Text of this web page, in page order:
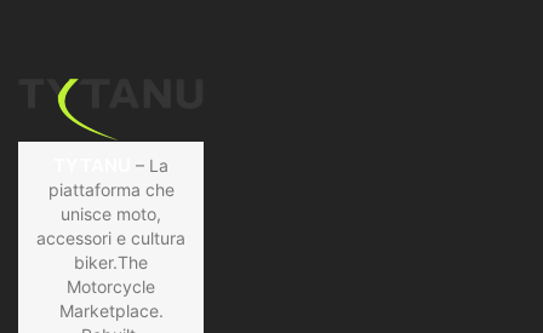
– La
piattaforma che
unisce moto,
accessori e cultura
biker.The
Motorcycle
Marketplace.